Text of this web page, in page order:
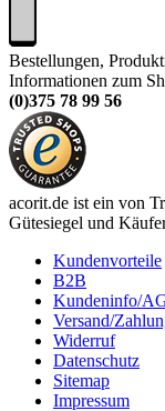
Bestellungen,
Informationen zum
(0)375 78 99 56
acorit.de ist ein von
Gütesiegel und
Kundenvorteile
B2B
Kundeninfo/
Versand/
Widerruf
Datenschutz
Sitemap
Impressum